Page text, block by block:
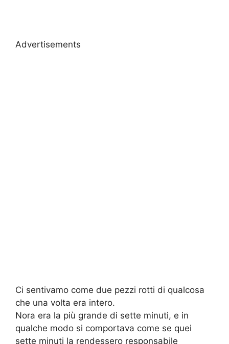
Advertisements
Ci sentivamo come due pezzi rotti di qualcosa
che una volta era intero.
Nora era la più grande di sette minuti, e in
qualche modo si comportava come se quei
sette minuti la rendessero responsabile